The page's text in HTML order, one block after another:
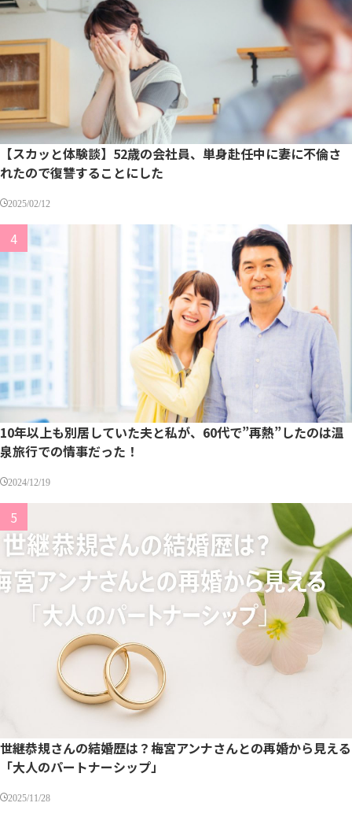
【スカッと体験談】52歳の会社員、単身赴任中に妻に不倫さ
れたので復讐することにした
2025/02/12
10年以上も別居していた夫と私が、60代で”再熱”したのは温
泉旅行での情事だった！
2024/12/19
世継恭規さんの結婚歴は？梅宮アンナさんとの再婚から見える
「大人のパートナーシップ」
2025/11/28